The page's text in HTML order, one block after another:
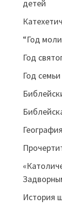
детей
“Год
Год
Год
История